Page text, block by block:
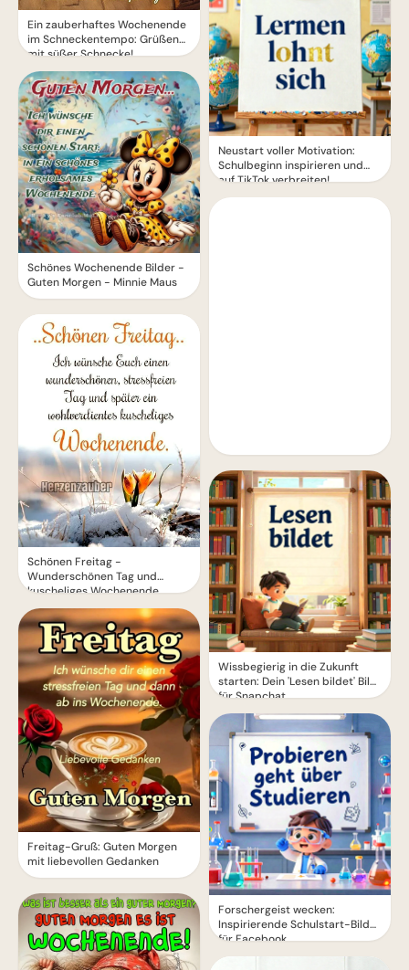
Ein zauberhaftes Wochenende
im Schneckentempo: Grüßen
mit süßer Schnecke!
Schönes Wochenende Bilder -
Guten Morgen - Minnie Maus
Schönen Freitag -
Wunderschönen Tag und
kuscheliges Wochenende
Freitag-Gruß: Guten Morgen
mit liebevollen Gedanken
Neustart voller Motivation:
Schulbeginn inspirieren und
auf TikTok verbreiten!
Wissbegierig in die Zukunft
starten: Dein 'Lesen bildet' Bild
für Snapchat
Forschergeist wecken:
Inspirierende Schulstart-Bilder
für Facebook